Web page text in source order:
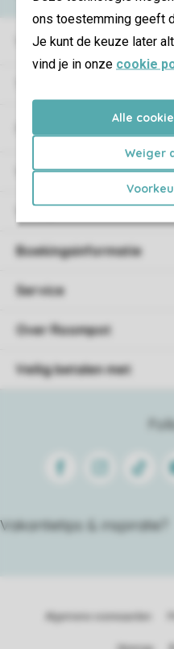
ons toestemming geeft
Je kunt de keuze later
vind je in onze cookie
Alle
Weiger
Vakantieparken
Campings
Vakantieverblijf
Verblijf
FacebookInstagram
Tiktok
Vakantietips & inspiratie?
Boekingsinformatie
Service
Over Roompot
Veilig betalen met